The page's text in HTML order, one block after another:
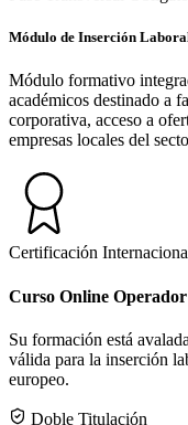
Módulo de Inserción
Módulo formativo
académicos destinado a
corporativa, acceso a
empresas locales del
Certificación
Curso Online
Su formación está
válida para la inserción
europeo.
Doble Titulación